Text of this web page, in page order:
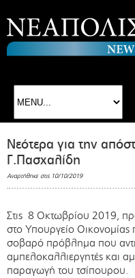
Νεότερα για την
Γ.Πασχαλίδη
Αναρτήθηκε στις 10/10/2019
Στις 8 Οκτωβρίου 2019,
στο Υπουργείο
σοβαρό πρόβλημα που
αμπελοκαλλιεργητές και
παραγωγή του τσίπουρου.